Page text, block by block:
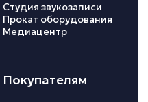
Студия звукозаписи
Прокат оборудования
Медиацентр
Покупателям